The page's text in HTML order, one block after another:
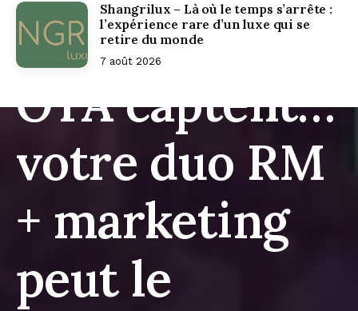
Shangrilux – Là où le temps s’arrête :
l’expérience rare d’un luxe qui se
retire du monde
7 août 2026
Ce que les
OTA captent…
votre duo RM
+ marketing
peut le